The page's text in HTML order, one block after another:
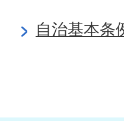
自治基本条